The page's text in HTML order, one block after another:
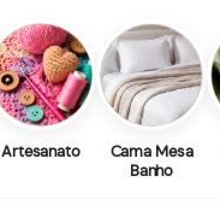
Artesanato
Cama Mesa
Banho